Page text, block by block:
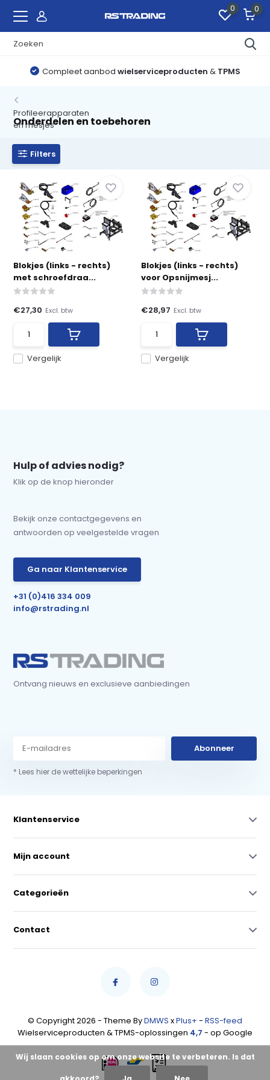
0 0
Compleet aanbod wielserviceproducten & TPMS
Profileerapparaten
en mesjes
Onderdelen en toebehoren
Filters
Blokjes (links - rechts)
met schroefdraa...
Vergelijk
€27,30 Excl. btw
Blokjes (links - rechts)
voor Opsnijmesj...
Vergelijk
€28,97 Excl. btw
Hulp of advies nodig?
Klik op de knop hieronder
Bekijk onze contactgegevens en
antwoorden op veelgestelde vragen
Ga naar Klantenservice
+31 (0)416 334 009
info@rstrading.nl
Ontvang nieuws en exclusieve aanbiedingen
Abonneer
* Lees hier de wettelijke beperkingen
Klantenservice
Mijn account
Categorieën
Contact
© Copyright 2026 - Theme ByDMWS xPlus+ - RSS-feed
Wielserviceproducten & TPMS-oplossingen 4,7 - op Google
Wij slaan cookies op om onze website te verbeteren. Is dat